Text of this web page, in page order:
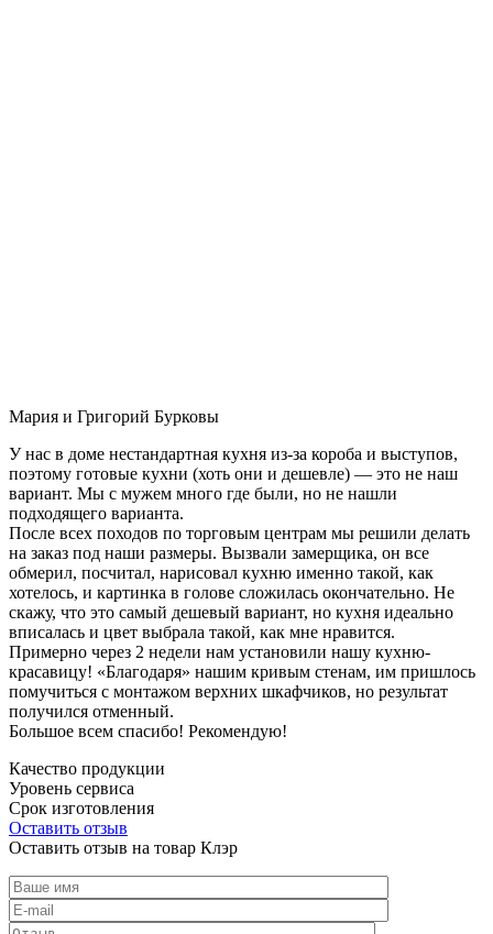
Мария и Григорий Бурковы
У нас в доме нестандартная кухня из-за короба и выступов,
поэтому готовые кухни (хоть они и дешевле) — это не наш
вариант. Мы с мужем много где были, но не нашли
подходящего варианта.
После всех походов по торговым центрам мы решили делать
на заказ под наши размеры. Вызвали замерщика, он все
обмерил, посчитал, нарисовал кухню именно такой, как
хотелось, и картинка в голове сложилась окончательно. Не
скажу, что это самый дешевый вариант, но кухня идеально
вписалась и цвет выбрала такой, как мне нравится.
Примерно через 2 недели нам установили нашу кухню-
красавицу! «Благодаря» нашим кривым стенам, им пришлось
помучиться с монтажом верхних шкафчиков, но результат
получился отменный.
Большое всем спасибо! Рекомендую!
Качество продукции
Уровень сервиса
Срок изготовления
Оставить отзыв
Оставить отзыв на товар Клэр